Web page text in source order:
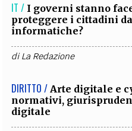
IT / I governi stanno
proteggere i cittadini
informatiche?
diLa Redazione
DIRITTO / Arte digitale e
normativi,
digitale